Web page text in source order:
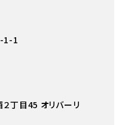
1-1
丁目45 オリバーリ